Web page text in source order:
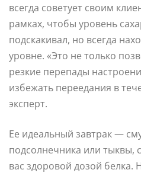
всегда советует своим
рамках, чтобы уровень
подскакивал, но всегда
уровне. «Это не только
резкие перепады
избежать переедания в
эксперт.
Ее идеальный завтрак —
подсолнечника или тыквы,
вас здоровой дозой белка.